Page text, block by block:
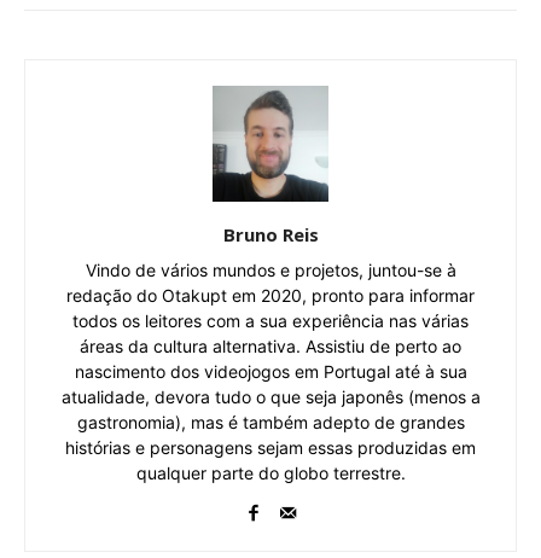
Bruno Reis
Vindo de vários mundos e projetos, juntou-se à
redação do Otakupt em 2020, pronto para informar
todos os leitores com a sua experiência nas várias
áreas da cultura alternativa. Assistiu de perto ao
nascimento dos videojogos em Portugal até à sua
atualidade, devora tudo o que seja japonês (menos a
gastronomia), mas é também adepto de grandes
histórias e personagens sejam essas produzidas em
qualquer parte do globo terrestre.